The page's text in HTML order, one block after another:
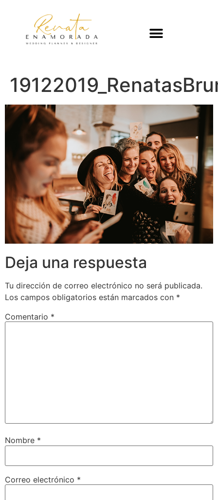
Deja una respuesta
Tu dirección de correo electrónico no será publicada.
Los campos obligatorios están marcados con *
Comentario *
Nombre *
Correo electrónico *